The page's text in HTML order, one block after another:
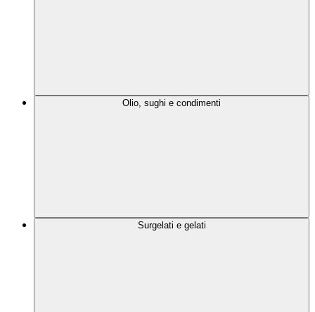
Olio, sughi e condimenti
Surgelati e gelati